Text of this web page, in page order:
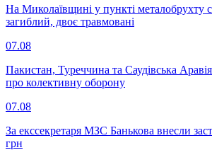
На Миколаївщині у пункті металобрухту
загиблий, двоє травмовані
07.08
Пакистан, Туреччина та Саудівська
про колективну оборону
07.08
За екссекретаря МЗС Банькова внесли
грн